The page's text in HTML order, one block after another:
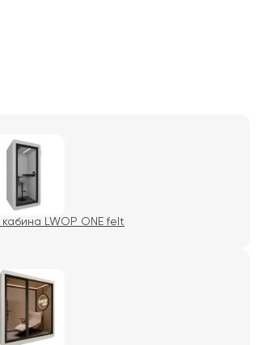
LWOP ONE felt